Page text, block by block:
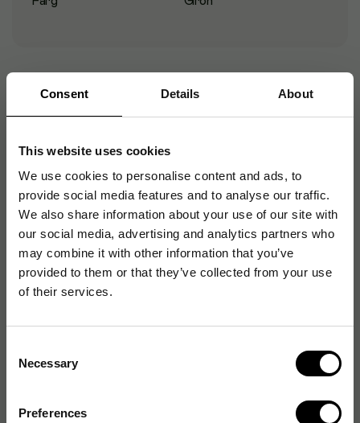
Consent Details About
This website uses cookies
We use cookies to personalise content and ads, to
provide social media features and to analyse our traffic.
We also share information about your use of our site with
our social media, advertising and analytics partners who
may combine it with other information that you’ve
provided to them or that they’ve collected from your use
of their services.
Selection
Necessary
Preferences
Tillbehör
1-2 dagar
Plastficka A4 Glasklar 0.06mm, 25st
1-2 dagar 34kr
Pärmregister JOPA Papper A4 1-12, blå flik
1-2 dagar
Post-It Index 686 Strong, 25x38mm, 66/fp